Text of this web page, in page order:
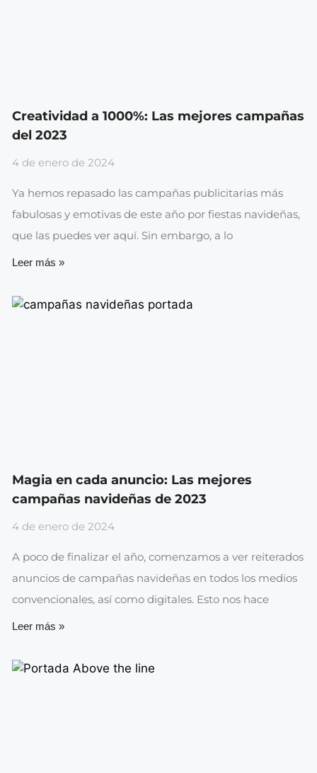
Creatividad a 1000%: Las mejores campañas
del 2023
4 de enero de 2024
Ya hemos repasado las campañas publicitarias más
fabulosas y emotivas de este año por fiestas navideñas,
que las puedes ver aquí. Sin embargo, a lo
Leer más »
Magia en cada anuncio: Las mejores
campañas navideñas de 2023
4 de enero de 2024
A poco de finalizar el año, comenzamos a ver reiterados
anuncios de campañas navideñas en todos los medios
convencionales, así como digitales. Esto nos hace
Leer más »